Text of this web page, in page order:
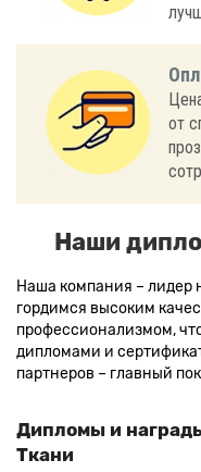
от
Наши
Наша компания – лидер
гордимся высоким
профессионализмом,
дипломами и
партнеров – главный
Дипломы и
Ткани